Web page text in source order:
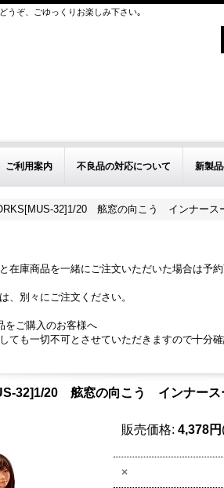
うぞ、ごゆっくりお楽しみ下さい｡
ご利用案内 不良品の対応について 新製
32]1/20 舷窓の向こう インナース
在庫商品を一緒にご注文いただいた場合は予
、別々にご注文ください。
をご購入のお客様へ
ても一切不可とさせていただきますので十分確
32]1/20 舷窓の向こう インナース
販売価格: 4,378円
×